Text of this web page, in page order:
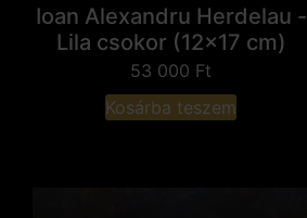
Ioan Alexandru Herdelau -
Lila csokor (12x17 cm)
53 000 Ft
Kosárba teszem